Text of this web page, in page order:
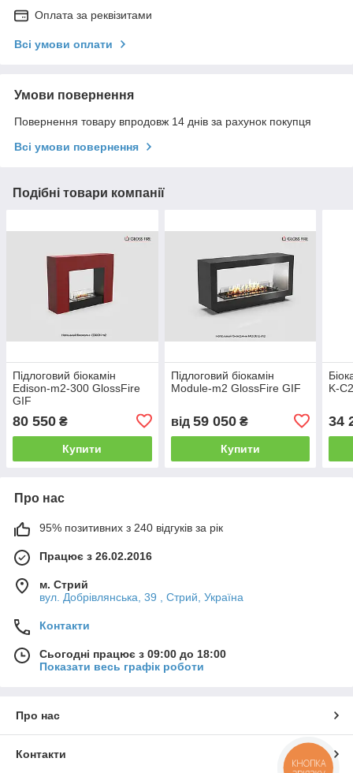
Оплата за реквізитами
Всі умови оплати
Умови повернення
Повернення товару впродовж 14 днів за рахунок покупця
Всі умови повернення
Подібні товари компанії
Підлоговий біокамін
Edison-m2-300 GlossFire
GIF
80 550 ₴
Купити
Підлоговий біокамін
Module-m2 GlossFire GIF
від 59 050₴
Купити
K-
34
Про нас
95% позитивних з 240 відгуків за рік
Працює з 26.02.2016
м. Стрий
вул. Добрівлянська, 39 , Стрий, Україна
Контакти
Сьогодні працює з 09:00 до 18:00
Показати весь графік роботи
Про нас
Контакти
КНОПКА